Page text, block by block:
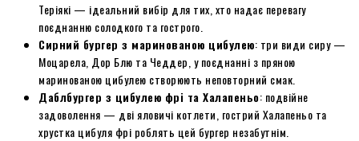
Теріякі — ідеальний вибір для тих, хто надає перевагу
поєднанню солодкого та гострого.
Сирний бургер з маринованою цибулею: три види сиру —
Моцарела, Дор Блю та Чеддер, у поєднанні з пряною
маринованою цибулею створюють неповторний смак.
Даблбургер з цибулею фрі та Халапеньо: подвійне
задоволення — дві яловичі котлети, гострий Халапеньо та
хрустка цибуля фрі роблять цей бургер незабутнім.